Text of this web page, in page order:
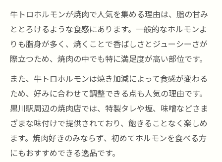
牛トロホルモンが焼肉で人気を集める理由は、脂の甘み
ととろけるような食感にあります。一般的なホルモンよ
りも脂身が多く、焼くことで香ばしさとジューシーさが
際立つため、焼肉の中でも特に満足度が高い部位です。
また、牛トロホルモンは焼き加減によって食感が変わる
ため、好みに合わせて調整できる点も人気の理由です。
黒川駅周辺の焼肉店では、特製タレや塩、味噌などさま
ざまな味付けで提供されており、飽きることなく楽しめ
ます。焼肉好きのみならず、初めてホルモンを食べる方
にもおすすめできる逸品です。